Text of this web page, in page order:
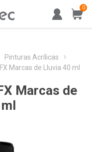
0
Pinturas Acrílicas
Marcas de Lluvia 40 ml
Marcas de